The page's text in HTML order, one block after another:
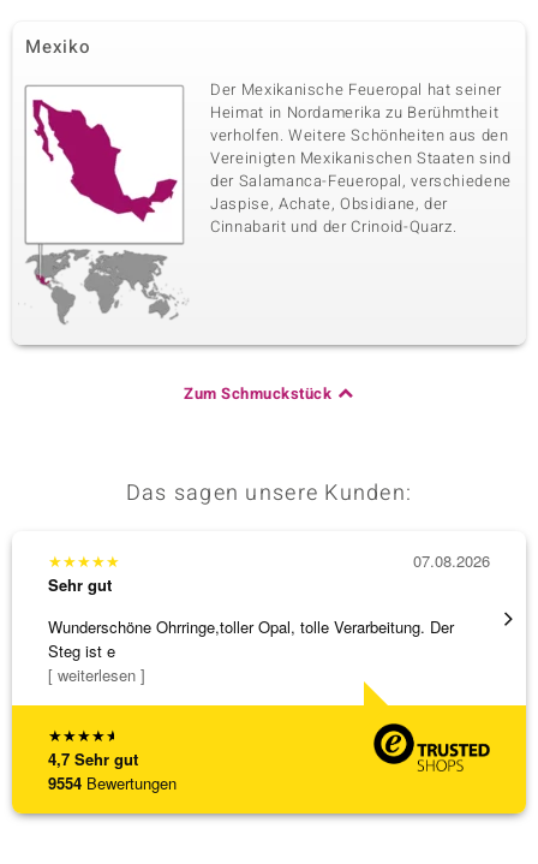
Mexiko
Der Mexikanische Feueropal hat seiner
Heimat in Nordamerika zu Berühmtheit
verholfen. Weitere Schönheiten aus den
Vereinigten Mexikanischen Staaten sind
der Salamanca-Feueropal, verschiedene
Jaspise, Achate, Obsidiane, der
Cinnabarit und der Crinoid-Quarz.
Zum Schmuckstück
Das sagen unsere Kunden:
★★★★★
4,7 Sehr gut
9554 Bewertungen
★★★★★
Sehr gut
Wunderschöne Ohrringe,toller Opal, tolle Verarbeitung. Der
Steg ist e
[ weiterlesen ]
07.08.2026